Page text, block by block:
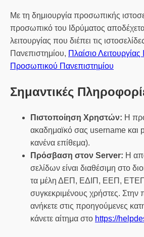
Με τη δημιουργία προσωπικής
προσωπικό του Ιδρύματος
λειτουργίας που διέπει τις
Πανεπιστημίου, Πλαίσιο
Προσωπικού Πανεπιστημίου
Σημαντικές
Πιστοποίηση Χρηστών: Η
ακαδημαϊκό σας username και
κανένα επίθεμα).
Πρόσβαση στον Server: H
σελίδων είναι διαθέσιμη στο
τα μέλη ΔΕΠ, ΕΔΙΠ, ΕΕΠ, ΕΤΕΠ
συγκεκριμένους χρήστες.
ανήκετε στις προηγούμενες
κάνετε αίτημα στο https://